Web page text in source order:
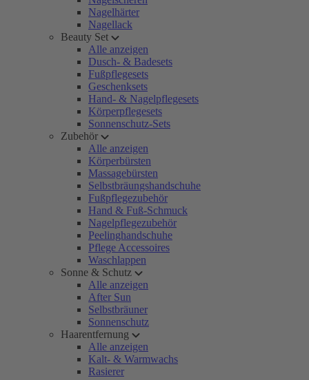
Nagelhärter
Nagellack
Beauty Set
Alle anzeigen
Dusch- & Badesets
Fußpflegesets
Geschenksets
Hand- & Nagelpflegesets
Körperpflegesets
Sonnenschutz-Sets
Zubehör
Alle anzeigen
Körperbürsten
Massagebürsten
Selbstbräungshandschuhe
Fußpflegezubehör
Hand & Fuß-Schmuck
Nagelpflegezubehör
Peelinghandschuhe
Pflege Accessoires
Waschlappen
Sonne & Schutz
Alle anzeigen
After Sun
Selbstbräuner
Sonnenschutz
Haarentfernung
Alle anzeigen
Kalt- & Warmwachs
Rasierer